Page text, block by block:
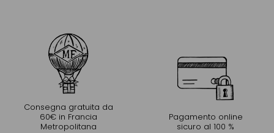
Consegna gratuita da
60€ in Francia
Metropolitana
Pagamento online
sicuro al 100 %